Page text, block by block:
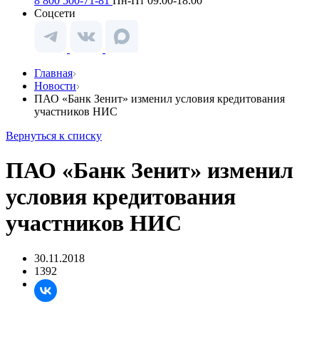
Соцсети
Главная
Новости
ПАО «Банк Зенит» изменил условия кредитования
участников НИС
Вернуться к списку
ПАО «Банк Зенит» изменил
условия кредитования
участников НИС
30.11.2018
1392